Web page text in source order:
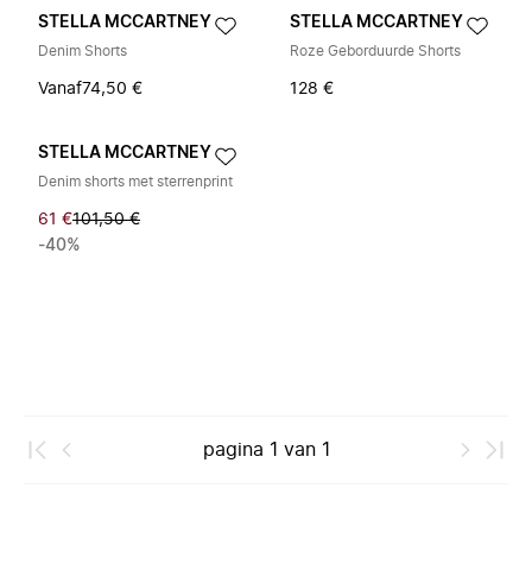
STELLA MCCARTNEY
Denim Shorts
Vanaf74,50 €
STELLA MCCARTNEY
Roze Geborduurde Shorts
128 €
STELLA MCCARTNEY
Denim shorts met sterrenprint
61 €101,50 €
-40%
pagina 1 van 1